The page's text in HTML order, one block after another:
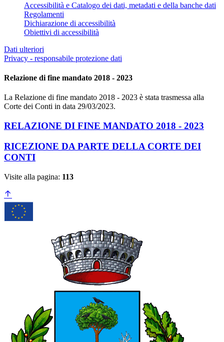
Accessibilità e Catalogo dei dati, metadati e della banche dati
Regolamenti
Dichiarazione di accessibilità
Obiettivi di accessibilità
Dati ulteriori
Privacy - responsabile protezione dati
Relazione di fine mandato 2018 - 2023
La Relazione di fine mandato 2018 - 2023 è stata trasmessa alla
Corte dei Conti in data 29/03/2023.
RELAZIONE DI FINE MANDATO 2018 - 2023
RICEZIONE DA PARTE DELLA CORTE DEI
CONTI
Visite alla pagina: 113